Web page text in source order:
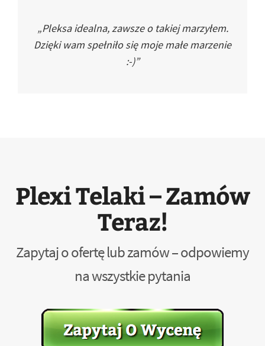
„Pleksa idealna, zawsze o takiej marzyłem.
Dzięki wam spełniło się moje małe marzenie
:-)”
Plexi Telaki – Zamów
Teraz!
Zapytaj o ofertę lub zamów – odpowiemy
na wszystkie pytania